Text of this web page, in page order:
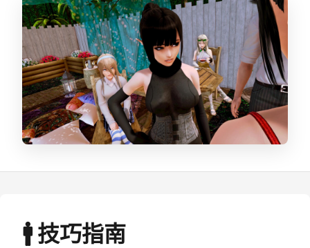
🚹 技巧指南